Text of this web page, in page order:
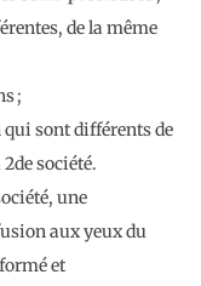
de la même
;
sont différents de
société.
une
aux yeux du
et